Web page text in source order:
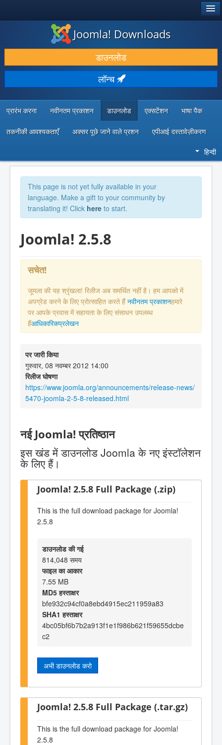
डाउनलोड करें और बढ़ाएं
खोजें और जानें
सामुदायिक समर्थन
डेवलपर संसाधन
Joomla! Downloads
डाउनलोड
लॉन्च
प्रारंभ करना नवीनतम प्रकाशन डाउनलोड एक्सटेंशन भाषा पैक
तकनीकी आवश्यकताएँ अक्सर पूछे जाने वाले प्रशन एपीआई दस्तावेज़ीकरण
हिन्दी
This page is not yet fully available in your
language. Make a gift to your community by
translating it! Click here to start.
Joomla! 2.5.8
सचेत!
जूमला की यह श्रृंखला! रिलीज अब समर्थित नहीं है। हम आपको में
अपग्रेड करने के लिए प्रोत्साहित करते हैंनवीनतम प्रकाशनहमारे
पर आपके प्रवास में सहायता के लिए संसाधन उपलब्ध
हैंआधिकारिकप्रलेखन
पर जारी किया
गुरुवार, 08 नवम्बर 2012 14:00
रिलीज घोषणा
https://www.joomla.org/announcements/release-news/
5470-joomla-2-5-8-released.html
नई Joomla! प्रतिष्ठान
इस खंड में डाउनलोड Joomla के नए इंस्टॉलेशन
के लिए हैं।
Joomla! 2.5.8 Full Package (.zip)
This is the full download package for Joomla!
2.5.8
डाउनलोड की गई
814,048 समय
फाइल का आकार
7.55 MB
MD5 हस्ताक्षर
bfe932c94cf0a8ebd4915ec211959a83
SHA1 हस्ताक्षर
4bc05bf6b7b2a913f1e1f986b621f59655dcbe
c2
अभी डाउनलोड करो
Joomla! 2.5.8 Full Package (.tar.gz)
This is the full download package for Joomla!
2.5.8